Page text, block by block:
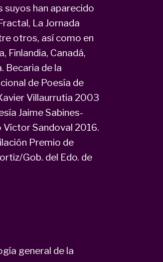
suyos han aparecido
La Jornada
otros, así como en
Finlandia, Canadá,
Becaria de la
de Poesía de
Villaurrutia 2003
Jaime Sabines-
Sandoval 2016.
Premio de
Gob. del Edo. de
general de la